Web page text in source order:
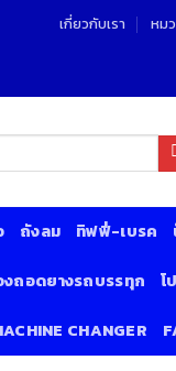
เกี่ยวกับเรา หม
ถังลม ทิฟฟี่-เบรค
งถอดยางรถบรรทุก โ
CHANGER